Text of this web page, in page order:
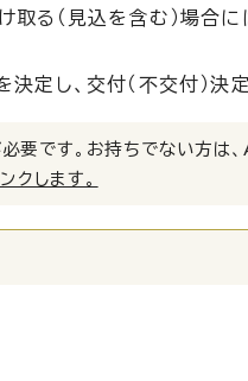
る（見込を含む）場合
定し、交付（不交付）決
要です。お持ちでない方は
クします。